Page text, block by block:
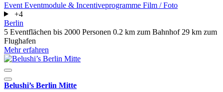
Event Eventmodule & Incentiveprogramme Film / Foto
+4
Berlin
5 Eventflächen bis 2000 Personen 0.2 km zum Bahnhof 29 km zum
Flughafen
Mehr erfahren
Belushi’s Berlin Mitte